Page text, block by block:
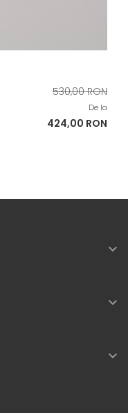
Pret
baza
530,00 RON
De la
Pret
424,00 RON


